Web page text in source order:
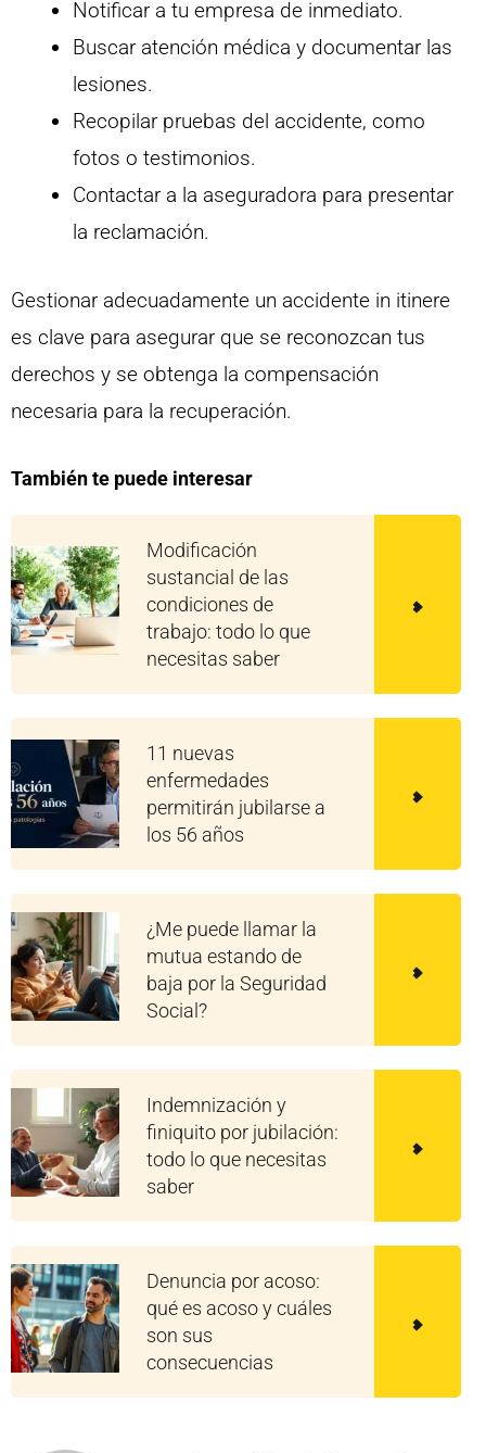
Notificar a tu empresa de inmediato.
Buscar atención médica y documentar las
lesiones.
Recopilar pruebas del accidente, como
fotos o testimonios.
Contactar a la aseguradora para presentar
la reclamación.
Gestionar adecuadamente un accidente in itinere
es clave para asegurar que se reconozcan tus
derechos y se obtenga la compensación
necesaria para la recuperación.
También te puede interesar
Modificación
sustancial de las
condiciones de
trabajo: todo lo que
necesitas saber
11 nuevas
enfermedades
permitirán jubilarse a
los 56 años
¿Me puede llamar la
mutua estando de
baja por la Seguridad
Social?
Indemnización y
finiquito por jubilación:
todo lo que necesitas
saber
Denuncia por acoso:
qué es acoso y cuáles
son sus
consecuencias